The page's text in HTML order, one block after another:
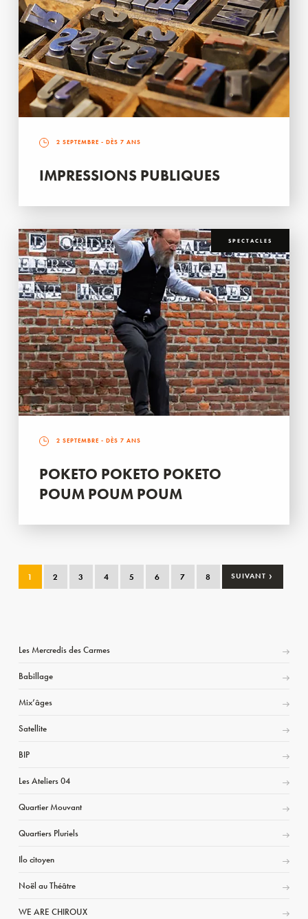
2 SEPTEMBRE - DÈS 7 ANS
IMPRESSIONS PUBLIQUES
SPECTACLES
2 SEPTEMBRE - DÈS 7 ANS
POKETO POKETO POKETO
POUM POUM POUM
1 2 3 4 5 6 7 8 SUIVANT ›
Les Mercredis des Carmes
Babillage
Mix’âges
Satellite
BIP
Les Ateliers 04
Quartier Mouvant
Quartiers Pluriels
Ilo citoyen
Noël au Théâtre
WE ARE CHIROUX